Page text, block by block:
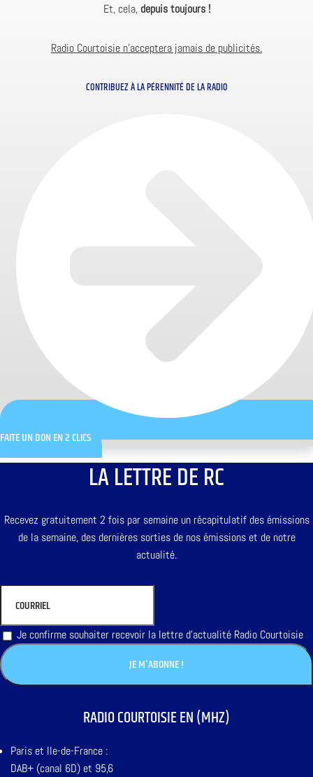
Et, cela, depuis toujours !
Radio Courtoisie n’acceptera jamais de publicités.
CONTRIBUEZ À LA PÉRENNITÉ DE LA RADIO
FAITE UN DON EN 2 CLICS
LA LETTRE DE RC
Recevez gratuitement 2 fois par semaine un récapitulatif des émissions
de la semaine, des dernières sorties de nos émissions et de notre
actualité.
Je confirme souhaiter recevoir la lettre d'actualité Radio Courtoisie
RADIO COURTOISIE EN (MHZ)
Paris et Ile-de-France :
DAB+ (canal 6D) et 95,6